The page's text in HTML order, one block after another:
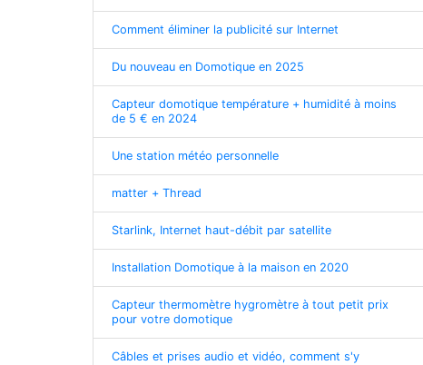
Comment éliminer la publicité sur Internet
Du nouveau en Domotique en 2025
Capteur domotique température + humidité à moins
de 5 € en 2024
Une station météo personnelle
matter + Thread
Starlink, Internet haut-débit par satellite
Installation Domotique à la maison en 2020
Capteur thermomètre hygromètre à tout petit prix
pour votre domotique
Câbles et prises audio et vidéo, comment s'y